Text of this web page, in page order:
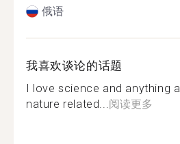
俄语
我喜欢谈论的话题
I love science and anything
nature related...阅读更多